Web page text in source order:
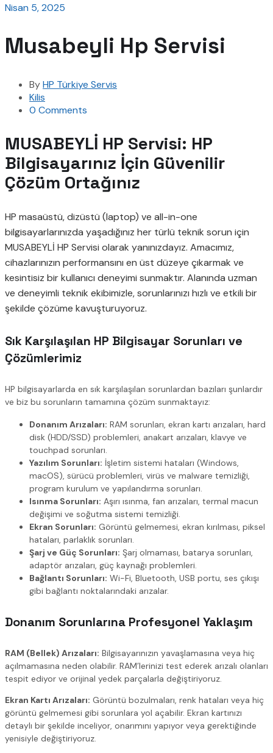
Nisan 5, 2025
Musabeyli Hp Servisi
ByHP Türkiye Servis
Kilis
0 Comments
MUSABEYLİ HP Servisi: HP
Bilgisayarınız İçin Güvenilir
Çözüm Ortağınız
HP masaüstü, dizüstü (laptop) ve all-in-one
bilgisayarlarınızda yaşadığınız her türlü teknik sorun için
MUSABEYLİ HP Servisi olarak yanınızdayız. Amacımız,
cihazlarınızın performansını en üst düzeye çıkarmak ve
kesintisiz bir kullanıcı deneyimi sunmaktır. Alanında uzman
ve deneyimli teknik ekibimizle, sorunlarınızı hızlı ve etkili bir
şekilde çözüme kavuşturuyoruz.
Sık Karşılaşılan HP Bilgisayar Sorunları ve
Çözümlerimiz
HP bilgisayarlarda en sık karşılaşılan sorunlardan bazıları şunlardır
ve biz bu sorunların tamamına çözüm sunmaktayız:
Donanım Arızaları: RAM sorunları, ekran kartı arızaları, hard
disk (HDD/SSD) problemleri, anakart arızaları, klavye ve
touchpad sorunları.
Yazılım Sorunları: İşletim sistemi hataları (Windows,
macOS), sürücü problemleri, virüs ve malware temizliği,
program kurulum ve yapılandırma sorunları.
Isınma Sorunları: Aşırı ısınma, fan arızaları, termal macun
değişimi ve soğutma sistemi temizliği.
Ekran Sorunları: Görüntü gelmemesi, ekran kırılması, piksel
hataları, parlaklık sorunları.
Şarj ve Güç Sorunları: Şarj olmaması, batarya sorunları,
adaptör arızaları, güç kaynağı problemleri.
Bağlantı Sorunları: Wi-Fi, Bluetooth, USB portu, ses çıkışı
gibi bağlantı noktalarındaki arızalar.
Donanım Sorunlarına Profesyonel Yaklaşım
RAM (Bellek) Arızaları: Bilgisayarınızın yavaşlamasına veya hiç
açılmamasına neden olabilir. RAM’lerinizi test ederek arızalı olanları
tespit ediyor ve orijinal yedek parçalarla değiştiriyoruz.
Ekran Kartı Arızaları: Görüntü bozulmaları, renk hataları veya hiç
görüntü gelmemesi gibi sorunlara yol açabilir. Ekran kartınızı
detaylı bir şekilde inceliyor, onarımını yapıyor veya gerektiğinde
yenisiyle değiştiriyoruz.